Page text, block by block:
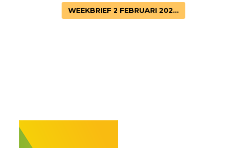
WEEKBRIEF 2 FEBRUARI 202...